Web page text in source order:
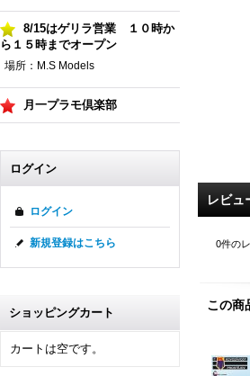
8/15はゲリラ営業 １０時か
ら１５時までオープン
場所：M.S Models
月一プラモ倶楽部
ログイン
ログイン
新規登録はこちら
ショッピングカート
カートは空です。
レビュ
0件の
この商